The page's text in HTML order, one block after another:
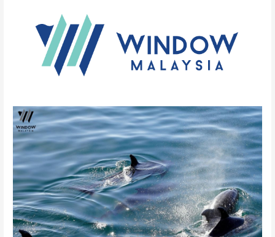
e
b
o
k
itt
er
a
W
ei
b
o
s
p
h
at